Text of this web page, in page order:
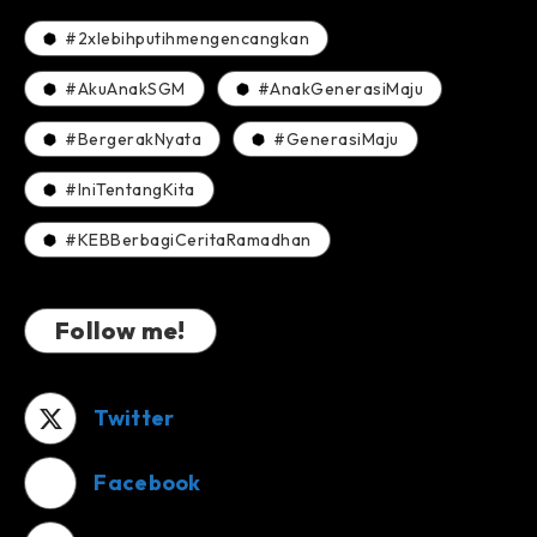
#2xlebihputihmengencangkan
#AkuAnakSGM #AnakGenerasiMaju
#BergerakNyata #GenerasiMaju
#IniTentangKita
#KEBBerbagiCeritaRamadhan
Follow me!
Twitter
Facebook